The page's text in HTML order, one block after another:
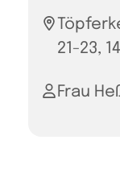
21-23,
Frau